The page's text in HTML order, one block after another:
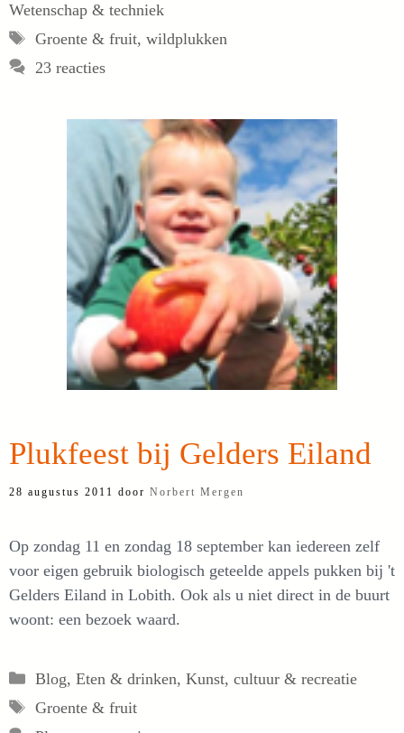
Wetenschap & techniek
Tags
Groente & fruit, wildplukken
23 reacties
Plukfeest bij Gelders Eiland
28 augustus 2011 door Norbert Mergen
Op zondag 11 en zondag 18 september kan iedereen zelf
voor eigen gebruik biologisch geteelde appels pukken bij 't
Gelders Eiland in Lobith. Ook als u niet direct in de buurt
woont: een bezoek waard.
Categorieën
Blog, Eten & drinken, Kunst, cultuur & recreatie
Tags
Groente & fruit